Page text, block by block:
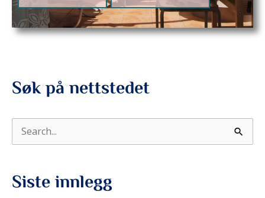
Søk på nettstedet
k
e
Siste innlegg